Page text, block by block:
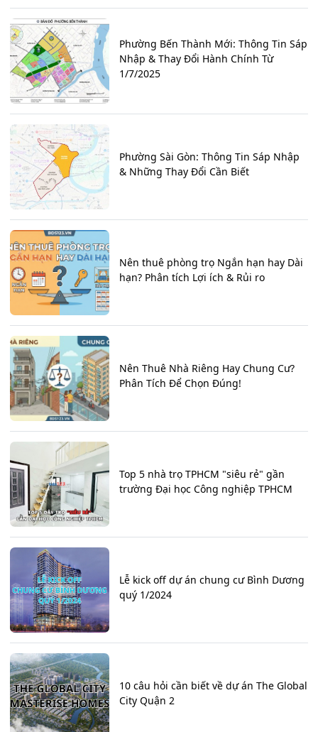
Phường Bến Thành Mới: Thông Tin Sáp
Nhập & Thay Đổi Hành Chính Từ
1/7/2025
Phường Sài Gòn: Thông Tin Sáp Nhập
& Những Thay Đổi Cần Biết
Nên thuê phòng trọ Ngắn hạn hay Dài
hạn? Phân tích Lợi ích & Rủi ro
Nên Thuê Nhà Riêng Hay Chung Cư?
Phân Tích Để Chọn Đúng!
Top 5 nhà trọ TPHCM "siêu rẻ" gần
trường Đại học Công nghiệp TPHCM
Lễ kick off dự án chung cư Bình Dương
quý 1/2024
10 câu hỏi cần biết về dự án The Global
City Quận 2